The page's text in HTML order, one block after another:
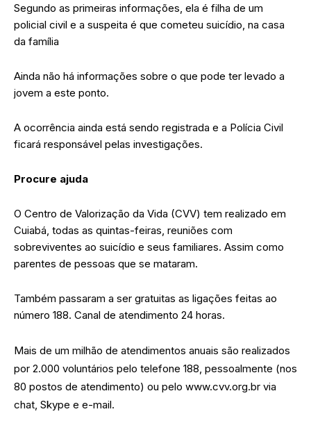
Segundo as primeiras informações, ela é filha de um
policial civil e a suspeita é que cometeu suicídio, na casa
da família
Ainda não há informações sobre o que pode ter levado a
jovem a este ponto.
A ocorrência ainda está sendo registrada e a Polícia Civil
ficará responsável pelas investigações.
Procure ajuda
O Centro de Valorização da Vida (CVV) tem realizado em
Cuiabá, todas as quintas-feiras, reuniões com
sobreviventes ao suicídio e seus familiares. Assim como
parentes de pessoas que se mataram.
Também passaram a ser gratuitas as ligações feitas ao
número 188. Canal de atendimento 24 horas.
Mais de um milhão de atendimentos anuais são realizados
por 2.000 voluntários pelo telefone 188, pessoalmente (nos
80 postos de atendimento) ou pelo www.cvv.org.br via
chat, Skype e e-mail.